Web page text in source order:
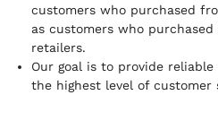
customers who purchased
as customers who
retailers.
Our goal is to provide
the highest level of customer